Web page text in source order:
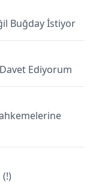
Buğday İstiyor
Ediyorum
(!)